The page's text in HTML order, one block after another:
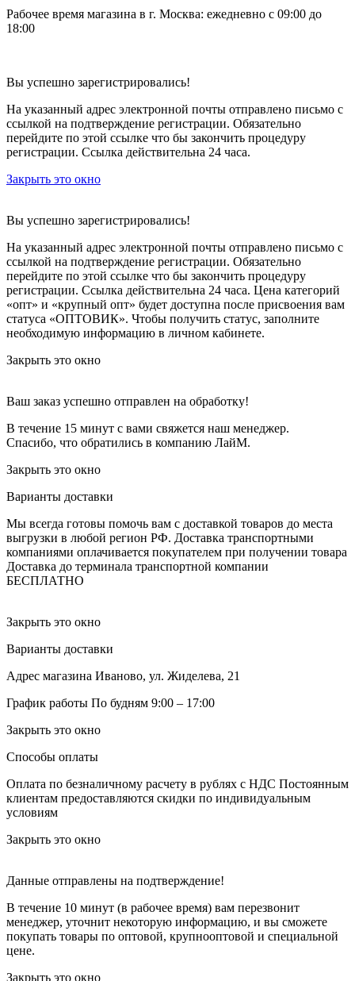
Рабочее время магазина в г. Москва: ежедневно с 09:00 до
18:00
Вы успешно зарегистрировались!
На указанный адрес электронной почты отправлено письмо с
ссылкой на подтверждение регистрации. Обязательно
перейдите по этой ссылке что бы закончить процедуру
регистрации. Ссылка действительна 24 часа.
Закрыть это окно
Вы успешно зарегистрировались!
На указанный адрес электронной почты отправлено письмо с
ссылкой на подтверждение регистрации. Обязательно
перейдите по этой ссылке что бы закончить процедуру
регистрации. Ссылка действительна 24 часа. Цена категорий
«опт» и «крупный опт» будет доступна после присвоения вам
статуса «ОПТОВИК». Чтобы получить статус, заполните
необходимую информацию в личном кабинете.
Закрыть это окно
Ваш заказ успешно отправлен на обработку!
В течение 15 минут с вами свяжется наш менеджер.
Спасибо, что обратились в компанию ЛайМ.
Закрыть это окно
Варианты доставки
Мы всегда готовы помочь вам с доставкой товаров до места
выгрузки в любой регион РФ. Доставка транспортными
компаниями оплачивается покупателем при получении товара
Доставка до терминала транспортной компании
БЕСПЛАТНО
Закрыть это окно
Варианты доставки
Адрес магазина Иваново, ул. Жиделева, 21
График работы По будням 9:00 – 17:00
Закрыть это окно
Способы оплаты
Оплата по безналичному расчету в рублях с НДС Постоянным
клиентам предоставляются скидки по индивидуальным
условиям
Закрыть это окно
Данные отправлены на подтверждение!
В течение 10 минут (в рабочее время) вам перезвонит
менеджер, уточнит некоторую информацию, и вы сможете
покупать товары по оптовой, крупнооптовой и специальной
цене.
Закрыть это окно